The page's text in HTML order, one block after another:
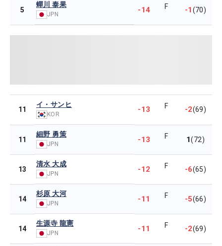
5
蟬川 泰果
JPN -14 F -1(70)
11
イ・サンヒ
KOR
-13 F -2(69)
11
細野 勇策
JPN -13 F 1(72)
13
清水 大成
JPN -12 F -6(65)
14
杉原 大河
JPN -11 F -5(66)
14
生源寺 龍憲
JPN -11 F -2(69)